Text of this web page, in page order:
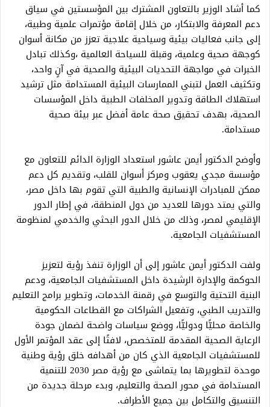
كما أشاد الوزير بالتعاون المشترك بين المؤسستين في سياق
دعم المعرفة والابتكار، من خلال إقامة مؤتمرات علمية وطبية،
إلى جانب فعاليات بيئية وسياحية علاجية تعزز من مكانة أسوان
كوجهة صحية وعلمية، وقبلة للسياحة العالمية ،وكذلك تبادل
الخبرات في مواجهة التحديات البيئية والصحية في آنٍ واحد،
وتكثيف العمل لتبني الممارسات البيئية المستدامة مثل ترشيد
استهلاك الطاقة وتدوير المخلفات الطبية داخل المؤسسات
الصحية، بهدف تحقيق صحة عامة أفضل عبر بيئة صحية
مستدامة.
وأوضح الدكتور أيمن عاشور استعداد الوزارة الدائم للتعاون مع
مؤسسة مجدي يعقوب ومركز أسوان للقلب، وتقديم كل دعم
ممكن للمبادرات الإنسانية والطبية التي تقوم بها داخل مصر،
والتي يمتد دورها للعديد من دول المنطقة، في إطار الدور
الإقليمي لمصر، وذلك من خلال الدور البحثي والخدمي لمنظومة
المستشفيات الجامعية.
ولفت الدكتور أيمن عاشور إلى أن الوزارة تنفذ رؤية لتعزيز
الحوكمة والإدارة الرشيدة داخل المستشفيات الجامعية، ودعم
البنية التحتية والتوسع في رقمنة الخدمات، وتطوير برامج التعليم
والتدريب الطبي، وتفعيل الشراكات مع القطاعات الحكومية
والخاصة محليًّا ودوليًّا، ووضع سياسات واضحة لضمان جودة
الرعاية الصحية المقدمة للمتخصص، لافتًا إلى عقد المؤتمر الأول
للمستشفيات الجامعية الذي كان من أهدافه خلق رؤية وطنية
موحدة لتطويرها بما يتماشى مع رؤية مصر 2030 للتنمية
المستدامة في محور الصحة والتعليم، وبدء مرحلة جديدة من
التنسيق والتكامل بين جميع الأطراف.